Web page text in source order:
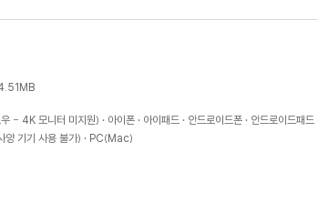
- 4K 모니터 미지원) 아이폰 아이패드 안드로이드폰
안드로이드패드
양 기기 사용 불가)
PC(Mac)